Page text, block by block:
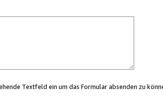
Textfeld ein um das Formular absenden zu